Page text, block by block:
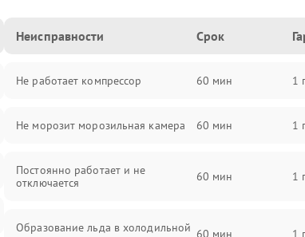
Неисправности Срок
Не работает компрессор 60 мин 1
Не морозит морозильная камера 60 мин 1
Постоянно работает и не
отключается
60 мин 1
Образование льда в холодильной 60 мин 1